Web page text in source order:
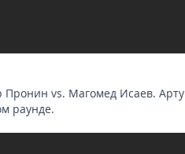
Пронин vs. Магомед Исаев.
раунде.